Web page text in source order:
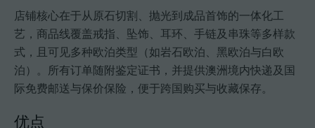
店铺核心在于从原石切割、抛光到成品首饰的一体化工
艺，商品线覆盖戒指、坠饰、耳环、手链及串珠等多样款
式，且可见多种欧泊类型（如岩石欧泊、黑欧泊与白欧
泊）。所有订单随附鉴定证书，并提供澳洲境内快递及国
际免费邮送与保价保险，便于跨国购买与收藏保存。
优点